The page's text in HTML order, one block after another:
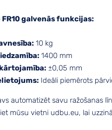
FR10 galvenās funkcijas:
10 kg
1400 mm
±0,05 mm
Ideāli piemērots
automatizēt savu ražošanas
mūsu vietni udbu.eu, lai